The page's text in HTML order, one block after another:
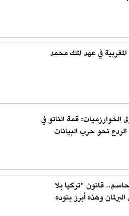
في عهد الملك محمد
الخوارزميات: قمة الناتو في
نحو حرب البيانات
قانون "تركيا بلا
وهذه أبرز بنوده